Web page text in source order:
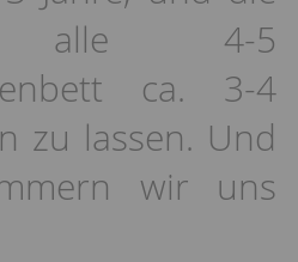
alle 4-5
ca. 3-4
zu lassen. Und
wir uns